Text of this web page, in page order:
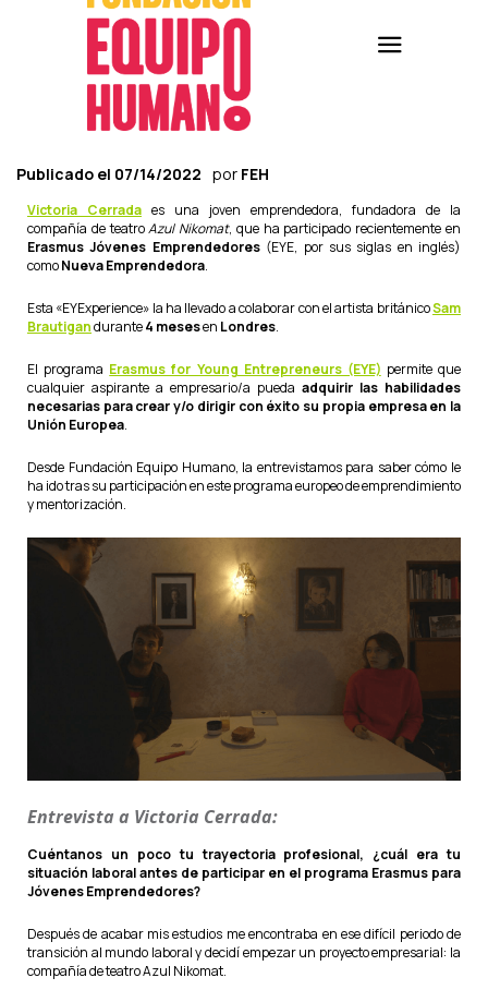
Publicado el 07/14/2022 por FEH
Victoria Cerrada es una joven emprendedora, fundadora de la
compañía de teatroAzul Nikomat, que ha participado recientemente en
Erasmus Jóvenes Emprendedores(EYE, por sus siglas en inglés)
comoNueva Emprendedora.
Esta «EYExperience» la ha llevado a colaborar con el artista británicoSam
Brautigandurante4 mesesen Londres.
El programa Erasmus for Young Entrepreneurs (EYE) permite que
cualquier aspirante a empresario/a pueda adquirir las habilidades
necesarias para crear y/o dirigir con éxito su propia empresa en la
Unión Europea.
Desde Fundación Equipo Humano, la entrevistamos para saber cómo le
ha ido tras su participación en este programa europeo de emprendimiento
y mentorización.
Entrevista a Victoria Cerrada:
Cuéntanos un poco tu trayectoria profesional, ¿cuál era tu
situación laboral antes de participar en el programa Erasmus para
Jóvenes Emprendedores?
Después de acabar mis estudios me encontraba en ese difícil periodo de
transición al mundo laboral y decidí empezar un proyecto empresarial: la
compañía de teatro Azul Nikomat.